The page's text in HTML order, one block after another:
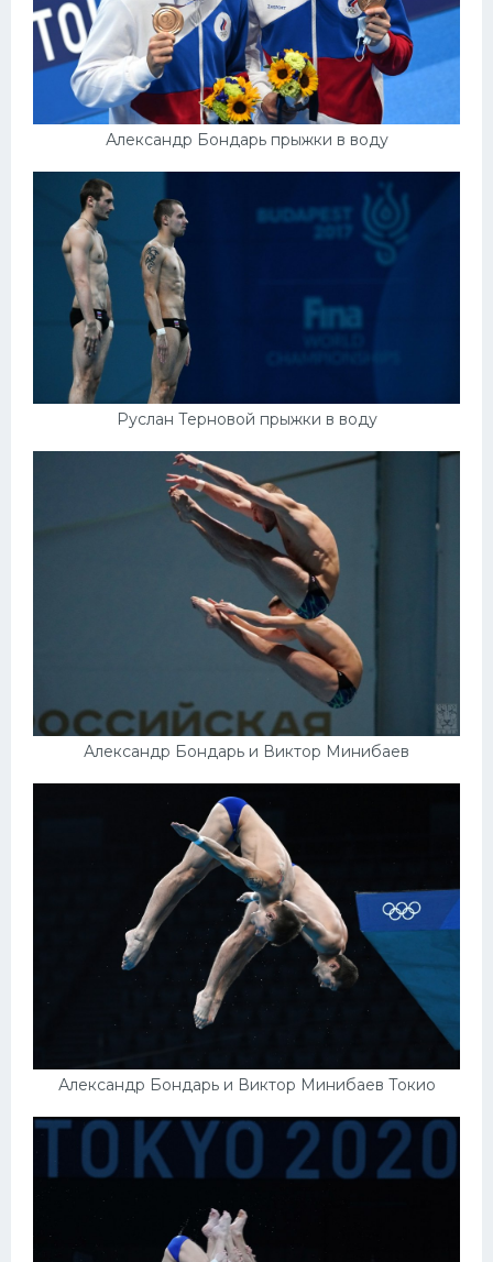
Александр Бондарь прыжки в воду
Руслан Терновой прыжки в воду
Александр Бондарь и Виктор Минибаев
Александр Бондарь и Виктор Минибаев Токио